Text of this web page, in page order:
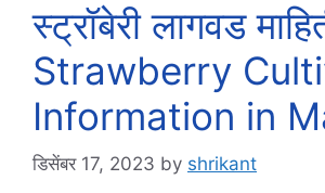
स्ट्रॉबेरी लागवड
Strawberry
Information in
डिसेंबर 17, 2023 by shrikant